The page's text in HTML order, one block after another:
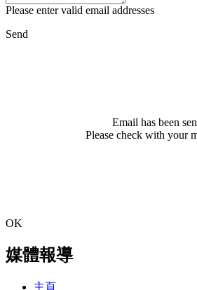
Please enter valid email addresses
Send
Email has been
Please check with your
OK
媒體報導
主頁